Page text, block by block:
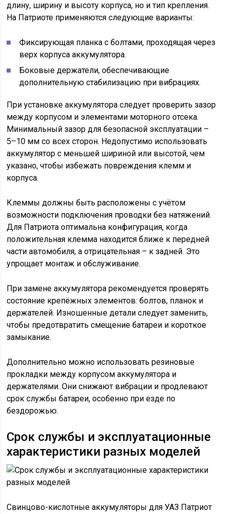
длину, ширину и высоту корпуса, но и тип крепления.
На Патриоте применяются следующие варианты:
Фиксирующая планка с болтами, проходящая через
верх корпуса аккумулятора.
Боковые держатели, обеспечивающие
дополнительную стабилизацию при вибрациях.
При установке аккумулятора следует проверить зазор
между корпусом и элементами моторного отсека.
Минимальный зазор для безопасной эксплуатации –
5–10 мм со всех сторон. Недопустимо использовать
аккумулятор с меньшей шириной или высотой, чем
указано, чтобы избежать повреждения клемм и
корпуса.
Клеммы должны быть расположены с учётом
возможности подключения проводки без натяжений.
Для Патриота оптимальна конфигурация, когда
положительная клемма находится ближе к передней
части автомобиля, а отрицательная – к задней. Это
упрощает монтаж и обслуживание.
При замене аккумулятора рекомендуется проверять
состояние крепёжных элементов: болтов, планок и
держателей. Изношенные детали следует заменить,
чтобы предотвратить смещение батареи и короткое
замыкание.
Дополнительно можно использовать резиновые
прокладки между корпусом аккумулятора и
держателями. Они снижают вибрации и продлевают
срок службы батареи, особенно при езде по
бездорожью.
Срок службы и эксплуатационные
характеристики разных моделей
Свинцово-кислотные аккумуляторы для УАЗ Патриот